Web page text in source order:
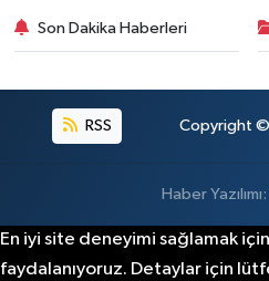
Son Dakika Haberleri
RSS Copyright ©
Haber Yazılımı:
En iyi site deneyimi sağlamak
faydalanıyoruz. Detaylar için